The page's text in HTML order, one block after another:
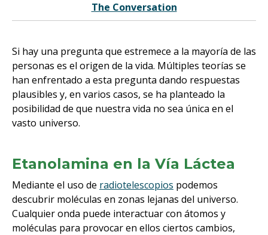
The Conversation
Si hay una pregunta que estremece a la mayoría de las
personas es el origen de la vida. Múltiples teorías se
han enfrentado a esta pregunta dando respuestas
plausibles y, en varios casos, se ha planteado la
posibilidad de que nuestra vida no sea única en el
vasto universo.
Etanolamina en la Vía Láctea
Mediante el uso de radiotelescopios podemos
descubrir moléculas en zonas lejanas del universo.
Cualquier onda puede interactuar con átomos y
moléculas para provocar en ellos ciertos cambios,